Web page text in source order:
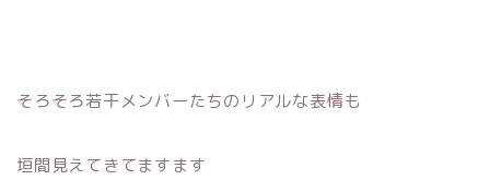
そろそろ若干メンバーたちのリアルな表情も
垣間見えてきてますます